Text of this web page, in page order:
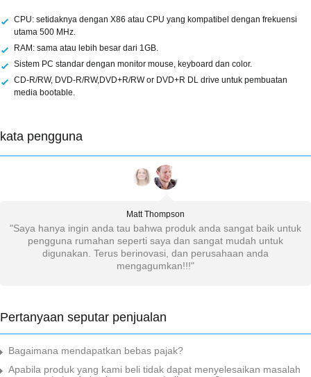
CPU: setidaknya dengan X86 atau CPU yang kompatibel dengan frekuensi
utama 500 MHz.
RAM: sama atau lebih besar dari 1GB.
Sistem PC standar dengan monitor mouse, keyboard dan color.
CD-R/RW, DVD-R/RW,DVD+R/RW or DVD+R DL drive untuk pembuatan
media bootable.
kata pengguna
Matt Thompson
"Saya hanya ingin anda tau bahwa produk anda sangat baik untuk
pengguna rumahan seperti saya dan sangat mudah untuk
digunakan. Terus berinovasi, dan perusahaan anda
mengagumkan!!!"
Pertanyaan seputar penjualan
Bagaimana mendapatkan bebas pajak?
Apabila produk yang kami beli tidak dapat menyelesaikan masalah